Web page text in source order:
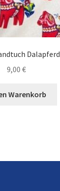
9,00 €
Warenkorb